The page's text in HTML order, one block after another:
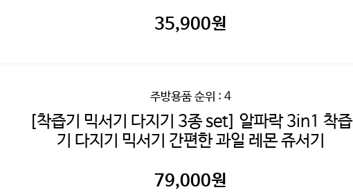
35,900원
주방용품순위 : 4
[착즙기 믹서기 다지기 3종 set] 알파락 3in1 착즙
기 다지기 믹서기 간편한 과일 레몬 쥬서기
79,000원